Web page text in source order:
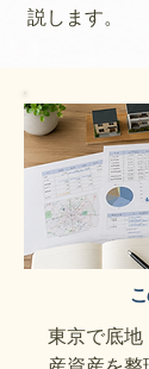
説します。
東京で底地